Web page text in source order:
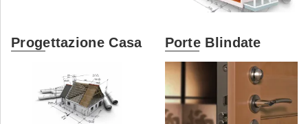
Progettazione Casa Porte Blindate